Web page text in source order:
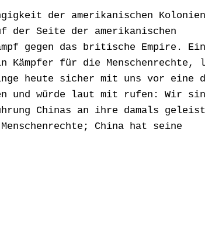
der amerikanischen
Seite der amerikanischen
gegen das britische Empire. Ein
für die Menschenrechte,
heute sicher mit uns vor eine
und würde laut mit rufen: Wir
Chinas an ihre damals
China hat seine